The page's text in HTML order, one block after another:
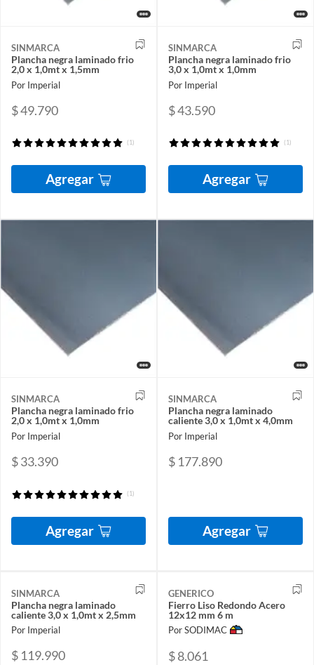
SINMARCA
Plancha negra laminado frio
2,0 x 1,0mt x 1,5mm
Por Imperial
$ 49.790
(1)
Agregar
SINMARCA
Plancha negra laminado frio
3,0 x 1,0mt x 1,0mm
Por Imperial
$ 43.590
(1)
Agregar
SINMARCA
Plancha negra laminado frio
2,0 x 1,0mt x 1,0mm
Por Imperial
$ 33.390
(1)
Agregar
SINMARCA
Plancha negra laminado
caliente 3,0 x 1,0mt x 4,0mm
Por Imperial
$ 177.890
Agregar
SINMARCA
Plancha negra laminado
caliente 3,0 x 1,0mt x 2,5mm
Por Imperial
$ 119.990
GENERICO
Fierro Liso Redondo Acero
12x12 mm 6 m
Por SODIMAC
$ 8.061